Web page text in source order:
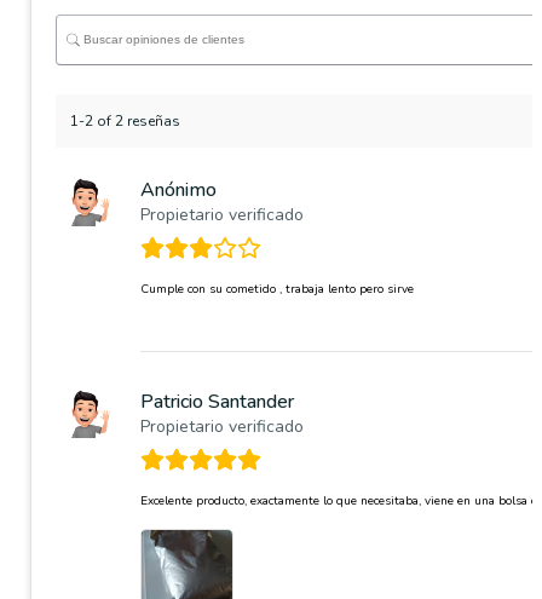
1-2 of 2 reseñas
Anónimo
Propietario verificado
Cumple con su cometido , trabaja lento pero sirve
Patricio Santander
Propietario verificado
Excelente producto, exactamente lo que necesitaba, viene en una bolsa